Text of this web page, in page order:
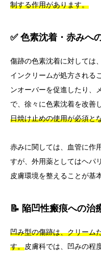
制する作用があります。
✅ 色素沈着・赤みへ
傷跡の色素沈着に対しては
インクリームが処方される
ンオーバーを促進したり、
で、徐々に色素沈着を改善
日焼け止めの使用が必須と
赤みに関しては、血管に作
すが、外用薬としてはヘパ
皮膚環境を整えることが基
📝 陥凹性瘢痕への治
凹み型の傷跡は、クリーム
す。皮膚科では、凹みの程